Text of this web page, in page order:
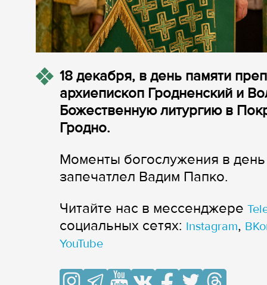
18 декабря, в день памяти
архиепископ Гродненский и
Божественную литургию в
Гродно.
Моменты богослужения в
запечатлел Вадим Папко.
Читайте нас в мессенджере
cоциальных сетях: Instagram,
YouTube